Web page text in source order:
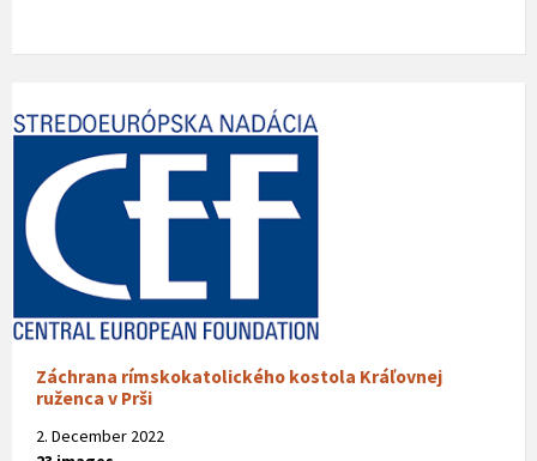
Záchrana rímskokatolického kostola Kráľovnej
ruženca v Prši
2. December 2022